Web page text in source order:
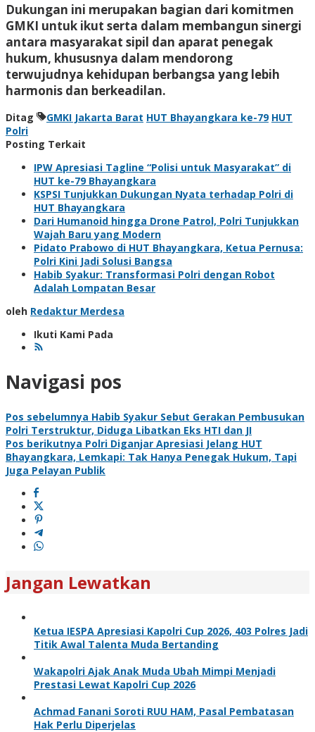
Dukungan ini merupakan bagian dari komitmen
GMKI untuk ikut serta dalam membangun sinergi
antara masyarakat sipil dan aparat penegak
hukum, khususnya dalam mendorong
terwujudnya kehidupan berbangsa yang lebih
harmonis dan berkeadilan.
Ditag GMKI Jakarta Barat HUT Bhayangkara ke-79 HUT
Polri
Posting Terkait
IPW Apresiasi Tagline “Polisi untuk Masyarakat” di
HUT ke-79 Bhayangkara
KSPSI Tunjukkan Dukungan Nyata terhadap Polri di
HUT Bhayangkara
Dari Humanoid hingga Drone Patrol, Polri Tunjukkan
Wajah Baru yang Modern
Pidato Prabowo di HUT Bhayangkara, Ketua Pernusa:
Polri Kini Jadi Solusi Bangsa
Habib Syakur: Transformasi Polri dengan Robot
Adalah Lompatan Besar
oleh Redaktur Merdesa
Ikuti Kami Pada
Navigasi pos
Pos sebelumnya Habib Syakur Sebut Gerakan Pembusukan
Polri Terstruktur, Diduga Libatkan Eks HTI dan JI
Pos berikutnya Polri Diganjar Apresiasi Jelang HUT
Bhayangkara, Lemkapi: Tak Hanya Penegak Hukum, Tapi
Juga Pelayan Publik
Jangan Lewatkan
Ketua IESPA Apresiasi Kapolri Cup 2026, 403 Polres Jadi
Titik Awal Talenta Muda Bertanding
Wakapolri Ajak Anak Muda Ubah Mimpi Menjadi
Prestasi Lewat Kapolri Cup 2026
Achmad Fanani Soroti RUU HAM, Pasal Pembatasan
Hak Perlu Diperjelas